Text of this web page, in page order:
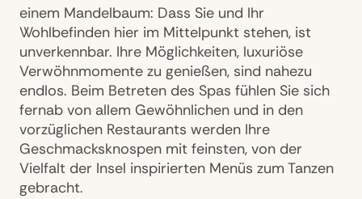
einem Mandelbaum: Dass Sie und Ihr
Wohlbefinden hier im Mittelpunkt stehen, ist
unverkennbar. Ihre Möglichkeiten, luxuriöse
Verwöhnmomente zu genießen, sind nahezu
endlos. Beim Betreten des Spas fühlen Sie sich
fernab von allem Gewöhnlichen und in den
vorzüglichen Restaurants werden Ihre
Geschmacksknospen mit feinsten, von der
Vielfalt der Insel inspirierten Menüs zum Tanzen
gebracht.